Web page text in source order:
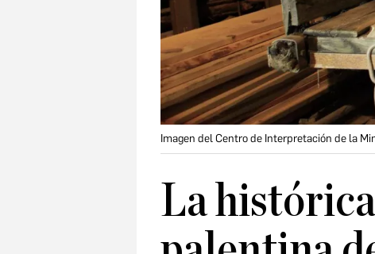
Imagen del Centro de Interpretación de la
La